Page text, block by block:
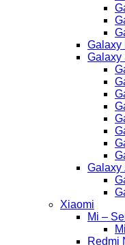
Galaxy
Galaxy
Galaxy
Xiaomi
Mi –
Redmi